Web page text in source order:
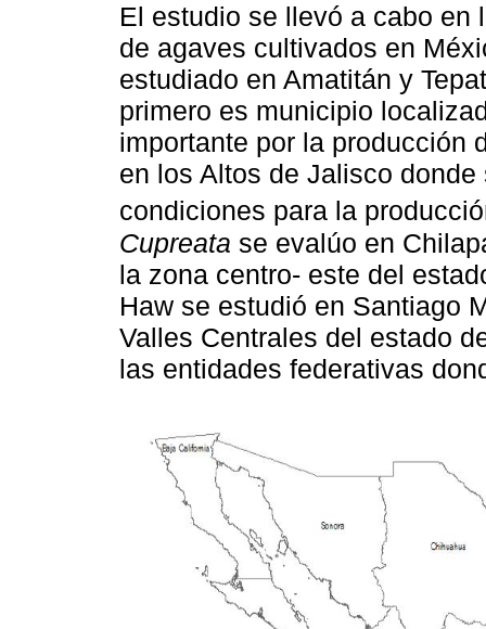
El estudio se llevó a cabo en
de agaves cultivados en
estudiado en Amatitán y
primero es municipio
importante por la producción
en los Altos de Jalisco
condiciones para la
Cupreata se evalúo en
la zona centro- este del
Haw se estudió en Santiago
Valles Centrales del estado
las entidades federativas